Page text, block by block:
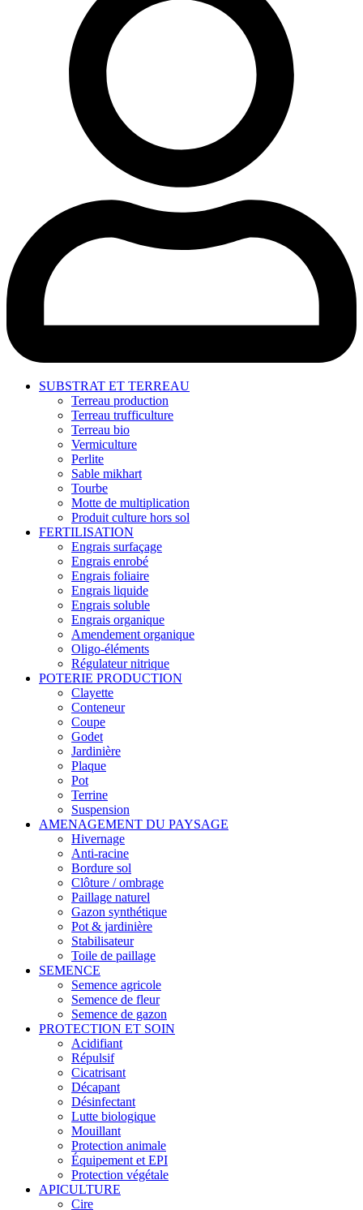
SUBSTRAT ET TERREAU
Terreau production
Terreau trufficulture
Terreau bio
Vermiculture
Perlite
Sable mikhart
Tourbe
Motte de multiplication
Produit culture hors sol
FERTILISATION
Engrais surfaçage
Engrais enrobé
Engrais foliaire
Engrais liquide
Engrais soluble
Engrais organique
Amendement organique
Oligo-éléments
Régulateur nitrique
POTERIE PRODUCTION
Clayette
Conteneur
Coupe
Godet
Jardinière
Plaque
Pot
Terrine
Suspension
AMENAGEMENT DU PAYSAGE
Hivernage
Anti-racine
Bordure sol
Clôture / ombrage
Paillage naturel
Gazon synthétique
Pot & jardinière
Stabilisateur
Toile de paillage
SEMENCE
Semence agricole
Semence de fleur
Semence de gazon
PROTECTION ET SOIN
Acidifiant
Répulsif
Cicatrisant
Décapant
Désinfectant
Lutte biologique
Mouillant
Protection animale
Équipement et EPI
Protection végétale
APICULTURE
Cire